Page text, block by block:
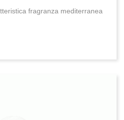
fragranza mediterranea